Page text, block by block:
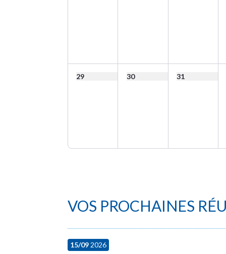
29 30 31
VOS PROCHAINES
15/09 2026